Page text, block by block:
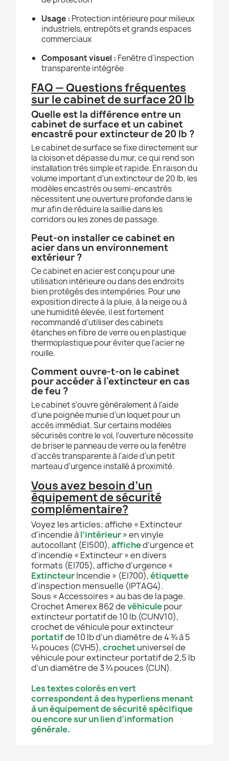
Usage : Protection intérieure pour milieux
industriels, entrepôts et grands espaces
commerciaux
Composant visuel : Fenêtre d'inspection
transparente intégrée
FAQ — Questions fréquentes
sur le cabinet de surface 20 lb
Quelle est la différence entre un
cabinet de surface et un cabinet
encastré pour extincteur de 20 lb ?
Le cabinet de surface se fixe directement sur
la cloison et dépasse du mur, ce qui rend son
installation très simple et rapide. En raison du
volume important d'un extincteur de 20 lb, les
modèles encastrés ou semi-encastrés
nécessitent une ouverture profonde dans le
mur afin de réduire la saillie dans les
corridors ou les zones de passage.
Peut-on installer ce cabinet en
acier dans un environnement
extérieur ?
Ce cabinet en acier est conçu pour une
utilisation intérieure ou dans des endroits
bien protégés des intempéries. Pour une
exposition directe à la pluie, à la neige ou à
une humidité élevée, il est fortement
recommandé d'utiliser des cabinets
étanches en fibre de verre ou en plastique
thermoplastique pour éviter que l'acier ne
rouille.
Comment ouvre-t-on le cabinet
pour accéder à l'extincteur en cas
de feu ?
Le cabinet s'ouvre généralement à l'aide
d'une poignée munie d'un loquet pour un
accès immédiat. Sur certains modèles
sécurisés contre le vol, l'ouverture nécessite
de briser le panneau de verre ou la fenêtre
d'accès transparente à l'aide d'un petit
marteau d'urgence installé à proximité.
Vous avez besoin d’un
équipement de sécurité
complémentaire?
Voyez les articles; affiche « Extincteur
d'incendie àl’intérieur» en vinyle
autocollant (EI500),affiched’urgence et
d’incendie « Extincteur » en divers
formats (EI705), affiche d’urgence «
ExtincteurIncendie » (EI700),étiquette
d’inspection mensuelle (IPTAG4).
Sous « Accessoires » au bas de la page.
Crochet Amerex 862 devéhiculepour
extincteur portatif de 10 lb (CUNV10),
crochet de véhicule pour extincteur
portatifde 10 lb d’un diamètre de 4 ¾ à 5
¼ pouces (CVH5),crochetuniversel de
véhicule pour extincteur portatif de 2,5 lb
d’un diamètre de 3 ¼ pouces (CUN).
Les textes colorés en vert
correspondent à des hyperliens menant
à un équipement de sécurité spécifique
ou encore sur un lien d’information
générale.